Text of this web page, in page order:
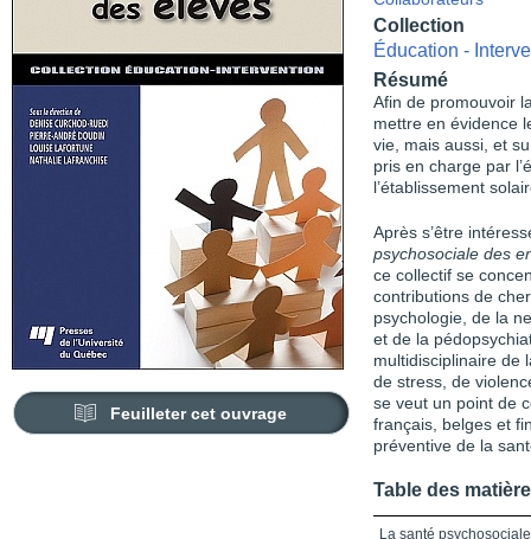
Feuilleter cet ouvrage
Collection
Éducation -
Résumé
Afin de promouvoir
mettre en évidence
vie, mais aussi, et
pris en charge par
l’établissement
Après s’être
psychosociale des
ce collectif se
contributions de
psychologie, de la
et de la
multidisciplinaire de
de stress, de
se veut un point de
français, belges et
préventive de la
Table des
La santé